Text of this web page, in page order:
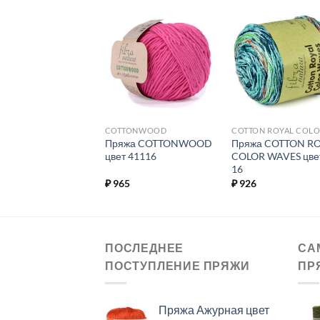
Добавить в
избранное.
COTTONWOOD
Пряжа COTTONWOOD
цвет 41116
₽965
Пряжа COTTON
COLOR WAVES
16
₽926
ПОСЛЕДНЕЕ
ПОСТУПЛЕНИЕ ПРЯЖИ
Пряжа Ажурная цвет